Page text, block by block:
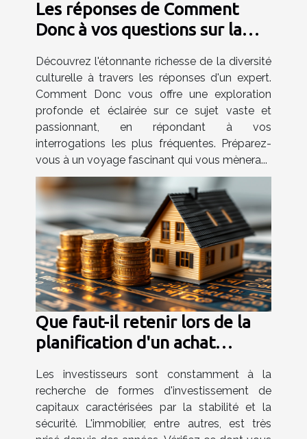
Les réponses de Comment
Donc à vos questions sur la
Découvrez l'étonnante richesse de la diversité
culturelle à travers les réponses d'un expert.
Comment Donc vous offre une exploration
profonde et éclairée sur ce sujet vaste et
passionnant, en répondant à vos
interrogations les plus fréquentes. Préparez-
vous à un voyage fascinant qui vous mènera...
Que faut-il retenir lors de la
planification d'un achat
maison ?
Les investisseurs sont constamment à la
recherche de formes d'investissement de
capitaux caractérisées par la stabilité et la
sécurité. L'immobilier, entre autres, est très